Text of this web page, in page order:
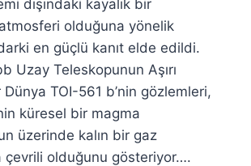
dışındaki kayalık bir
olduğuna yönelik
en güçlü kanıt elde edildi.
Uzay Teleskopunun Aşırı
Dünya TOI-561 b’nin gözlemleri,
küresel bir magma
üzerinde kalın bir gaz
çevrili olduğunu gösteriyor….